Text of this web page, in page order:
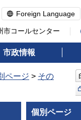
Foreign Language
市コールセンター
市政情報
ページ > その
個別ページ